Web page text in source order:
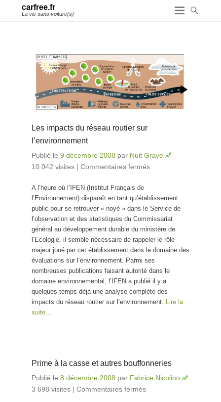
carfree.fr
La vie sans voiture(s)
Les impacts du réseau routier sur
l’environnement
Publié le 9 décembre 2008 par Nuit Grave
10 042 visites | Commentaires fermés
l’environnement
A l’heure où l’IFEN (Institut Français de
l’Environnement) disparaît en tant qu’établissement
public pour se retrouver « noyé » dans le Service de
l’observation et des statistiques du Commissariat
général au développement durable du ministère de
l’Ecologie, il semble nécessaire de rappeler le rôle
majeur joué par cet établissement dans le domaine des
évaluations sur l’environnement. Parmi ses
nombreuses publications faisant autorité dans le
domaine environnemental, l’IFEN a publié il y a
quelques temps déjà une analyse complète des
impacts du réseau routier sur l’environnement. Lire la
suite…
Prime à la casse et autres bouffonneries
Publié le 8 décembre 2008 par Fabrice Nicolino
3 698 visites | Commentaires fermés